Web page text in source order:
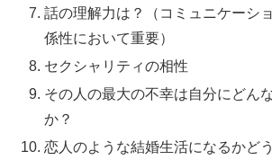
話の理解力は？（コミュニケーシ
係性において重要）
セクシャリティの相性
その人の最大の不幸は自分にどん
か？
恋人のような結婚生活になるかど